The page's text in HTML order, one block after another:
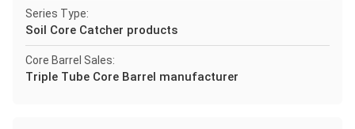
Series Type:
Soil Core Catcher products
Core Barrel Sales:
Triple Tube Core Barrel manufacturer